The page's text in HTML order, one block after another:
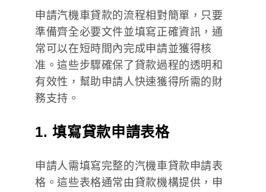
申請汽機車貸款的流程相對簡單，只要
準備齊全必要文件並填寫正確資訊，通
常可以在短時間內完成申請並獲得核
准。這些步驟確保了貸款過程的透明和
有效性，幫助申請人快速獲得所需的財
務支持。
1. 填寫貸款申請表格
申請人需填寫完整的汽機車貸款申請表
格。這些表格通常由貸款機構提供，申